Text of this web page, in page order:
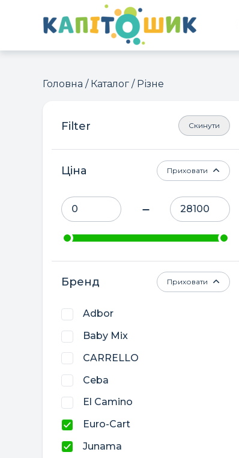
Головна / Каталог / Різне
Скинути
Ціна Приховати
Бренд
Adbor
Baby Mix
CARRELLO
Ceba
El Camino
Euro-Cart
Junama
Приховати